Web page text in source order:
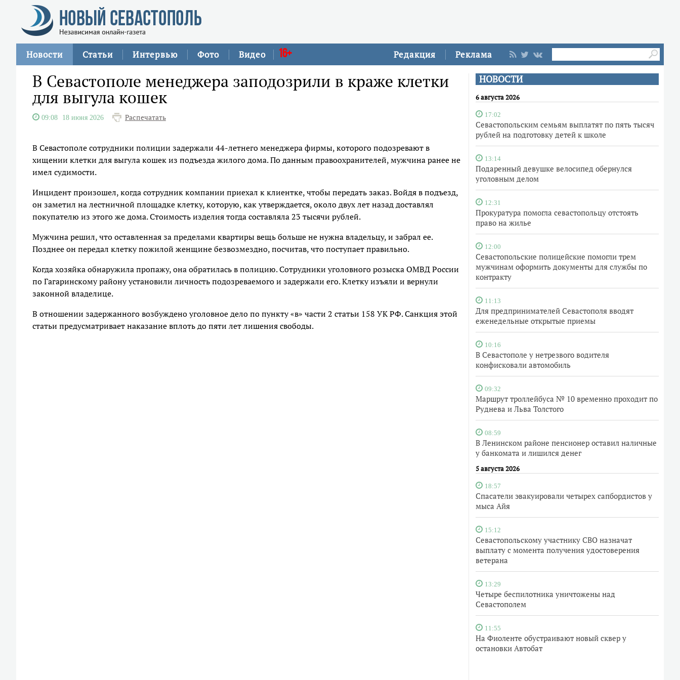
Редакция Реклама
Новости Статьи Интервью Фото Видео 16+
НОВОСТИ
6 августа 2026
17:02
Севастопольским семьям выплатят по пять тысяч
рублей на подготовку детей к школе
13:14
Подаренный девушке велосипед обернулся
уголовным делом
12:31
Прокуратура помогла севастопольцу отстоять
право на жилье
12:00
Севастопольские полицейские помогли трем
мужчинам оформить документы для службы по
контракту
11:13
Для предпринимателей Севастополя вводят
еженедельные открытые приемы
10:16
В Севастополе у нетрезвого водителя
конфисковали автомобиль
09:32
Маршрут троллейбуса № 10 временно проходит по
Руднева и Льва Толстого
08:59
В Ленинском районе пенсионер оставил наличные
у банкомата и лишился денег
5 августа 2026
18:57
Спасатели эвакуировали четырех сапбордистов у
мыса Айя
15:12
Севастопольскому участнику СВО назначат
выплату с момента получения удостоверения
ветерана
13:29
Четыре беспилотника уничтожены над
Севастополем
11:55
На Фиоленте обустраивают новый сквер у
остановки Автобат
В Севастополе менеджера заподозрили в краже клетки
для выгула кошек
09:08 18 июня 2026 Распечатать
В Севастополе сотрудники полиции задержали 44-летнего менеджера фирмы, которого подозревают в
хищении клетки для выгула кошек из подъезда жилого дома. По данным правоохранителей, мужчина ранее не
имел судимости.
Инцидент произошел, когда сотрудник компании приехал к клиентке, чтобы передать заказ. Войдя в подъезд,
он заметил на лестничной площадке клетку, которую, как утверждается, около двух лет назад доставлял
покупателю из этого же дома. Стоимость изделия тогда составляла 23 тысячи рублей.
Мужчина решил, что оставленная за пределами квартиры вещь больше не нужна владельцу, и забрал ее.
Позднее он передал клетку пожилой женщине безвозмездно, посчитав, что поступает правильно.
Когда хозяйка обнаружила пропажу, она обратилась в полицию. Сотрудники уголовного розыска ОМВД России
по Гагаринскому району установили личность подозреваемого и задержали его. Клетку изъяли и вернули
законной владелице.
В отношении задержанного возбуждено уголовное дело по пункту «в» части 2 статьи 158 УК РФ. Санкция этой
статьи предусматривает наказание вплоть до пяти лет лишения свободы.